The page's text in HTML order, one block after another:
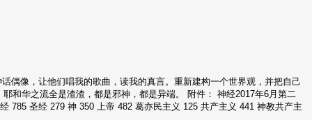
偶像，让他们唱我的歌曲，读我的真言。重新建构一个世界观，并把自己
和华之流全是渣渣，都是邪神，都是异端。 附件： 神经2017年6月第二
785 圣经 279 神 350 上帝 482 葛亦民主义 125 共产主义 441 神教共产主